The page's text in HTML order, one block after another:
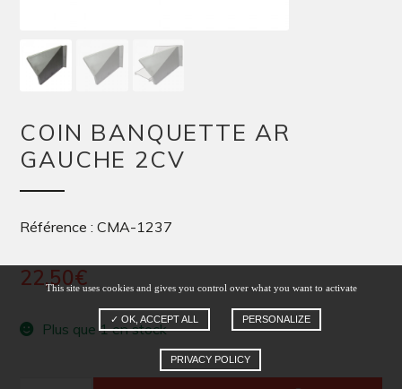
COIN BANQUETTE AR
GAUCHE 2CV
Référence : CMA-1237
22,50€
Plus que 1 en stock
This site uses cookies and gives you control over what you want to activate
✓ OK, ACCEPT ALL PERSONALIZE
PRIVACY POLICY